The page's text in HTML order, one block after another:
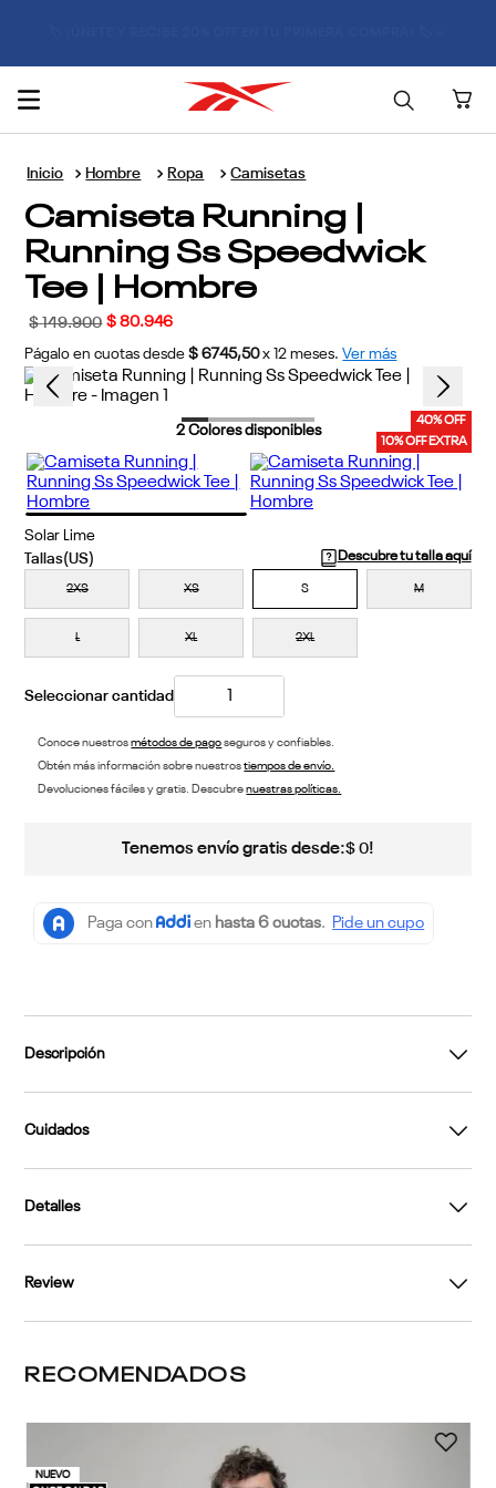
Hombre Ropa Camisetas
Camiseta Running |
Running Ss Speedwick
Tee | Hombre
$ 149.900 $ 80.946
Págalo en cuotas desde $ 6745,50 x 12 meses. Ver más
40% OFF
10% OFF EXTRA
2Colores disponibles
Solar Lime
Descubre tu talla aquí
2XS XS S M
L XL 2XL
Conoce nuestrosmétodos de pagoseguros y confiables.
Obtén más información sobre nuestrostiempos de envío.
Devoluciones fáciles y gratis. Descubrenuestras políticas.
Tenemos envío gratis desde:$ 0!
Descripción
Cuidados
Detalles
Review
RECOMENDADOS
NUEVO